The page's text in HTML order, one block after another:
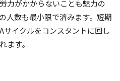
力がかからないことも魅力の
人数も最小限で済みます。短期
サイクルをコンスタントに回し
ます。